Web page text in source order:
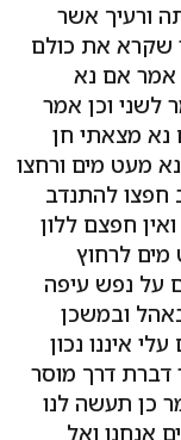
ורעיך אשר
שקרא את כולם
אמר אם נא
לשני וכן אמר
נא מצאתי חן
מעט מים ורחצו
חפצו להתנדב
חפצם ללון
לרחוץ
על נפש עיפה
ובמשכן
איננו נכון
דרך מוסר
כן תעשה לנו
אנחנו ואל